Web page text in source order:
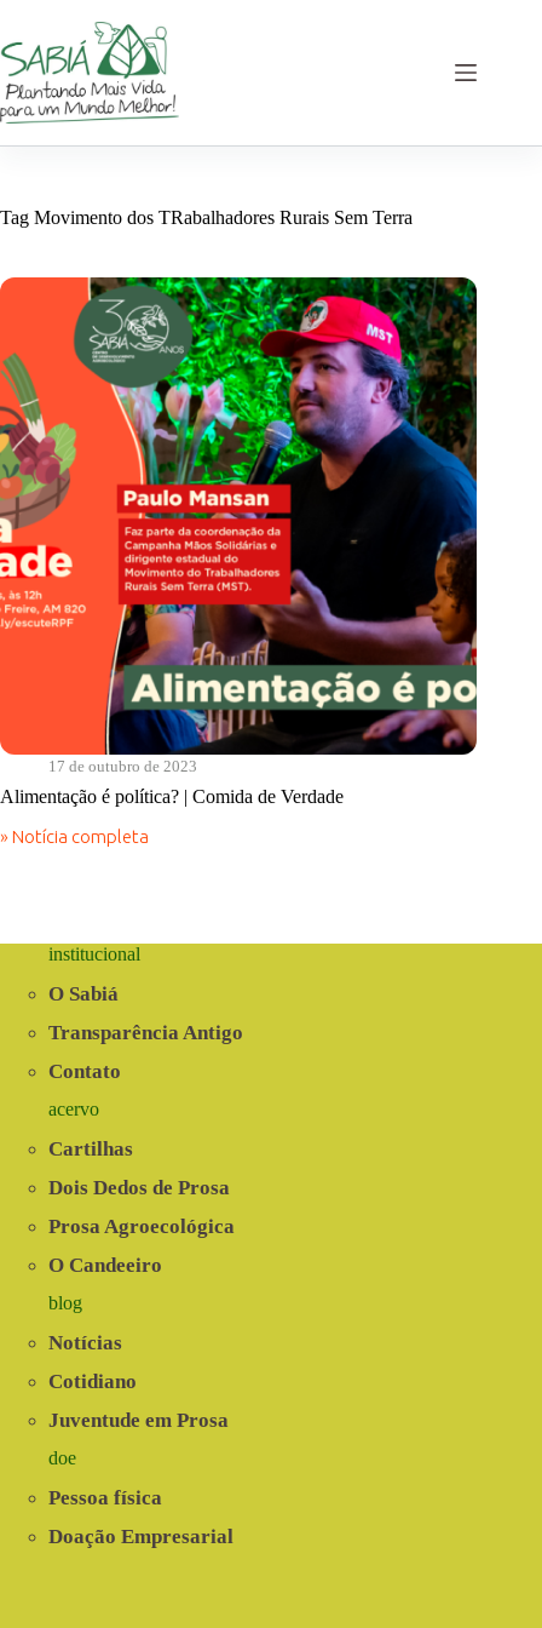
o
conteúdo
Tag Movimento dos TRabalhadores Rurais Sem Terra
17 de outubro de 2023
Alimentação é política? | Comida de Verdade
» Notícia completa
Alimentação
de
institucional
O Sabiá
Transparência Antigo
Contato
acervo
Cartilhas
Dois Dedos de Prosa
Prosa Agroecológica
O Candeeiro
blog
Notícias
Cotidiano
Juventude em Prosa
doe
Pessoa física
Doação Empresarial